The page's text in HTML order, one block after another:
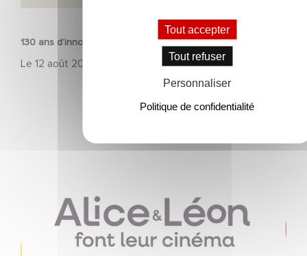
130 ans d’innovation, et l’histoire continue
Le 12 août 2025
Tout accepter
Tout refuser
Personnaliser
Politique de confidentialité